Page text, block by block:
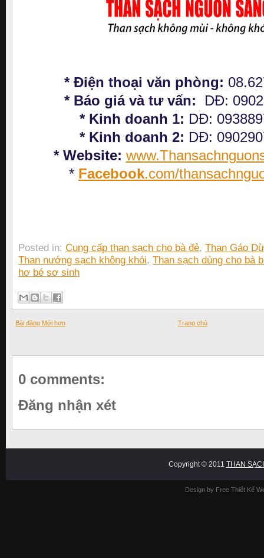
* Điện thoại văn phòng:
* Báo giá và tư vấn:
DĐ:
* Kinh doanh 1: DĐ:
* Kinh doanh 2: DĐ:
* Website:
* Facebook.com/
Posted in: Cung cấp than sạch cho bà đẻ, Than Gáo
Than nướng sạch không khói, Than sạch dùng cho bà
hơ bé sơ sinh
Bài đăng Mới hơn Trang chủ
0 comments:
Đăng nhận xét
Copyright © 2011 THAN
Design by Free Thiết Kế